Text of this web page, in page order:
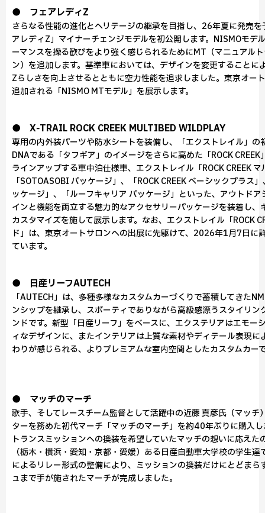
● フェアレディZ
さらなる性能の進化とヘリテージの継承を目指し、26年夏に発売
アレディZ」マイナーチェンジモデルを初公開します。NISMOモデ
ーマンスを操る歓びをより強く感じられるためにMT（マニュアル
ン）を追加します。基準車においては、デザインを変更することに
Zらしさを向上させるとともに空力性能を追求しました。東京オー
追加される「NISMO MTモデル」を展示します。
● X‑TRAIL ROCK CREEK MULTIBED WILDPLAY
専用の内外装パーツや防水シートを装備し、「エクストレイル」の
DNAである「タフギア」のイメージをさらに高めた「ROCK
ラインアップする車中泊仕様車、エクストレイル「ROCK CREEK
「SOTOASOBI パッケージ」、「ROCK CREEK ベーシックプラス
ッケージ」、「ルーフキャリア パッケージ」といった、アウトド
インと機能を両立する魅力的なアクセサリーパッケージを装着し、
カスタマイズを施して展示します。なお、エクストレイル「ROCK
ド」は、東京オートサロンへの出展に先駆けて、2026年1月7日に
ています。
● 日産リーフAUTECH
「AUTECH」は、多種多様なカスタムカーづくりで蓄積してきた
ンシップを継承し、スポーティでありながら高級感漂うスタイリン
ンドです。新型「日産リーフ」をベースに、エクステリアはエモー
ィなデザインに、またインテリアは上質な素材やディテール表現に
わりが感じられる、よりプレミアムな室内空間としたカスタムカー
● マッチのマーチ
歌手、そしてレースチーム監督として活躍中の近藤 真彦氏（マッチ
ターを務めた初代マーチ「マッチのマーチ」を約40年ぶりに購入
トランスミッションへの換装を希望していたマッチの想いに応えた
（栃木・横浜・愛知・京都・愛媛）ある日産自動車大学校の学生達
によるリレー形式の整備により、ミッションの換装だけにとどまら
ュまで手が施されたマーチが完成しました。